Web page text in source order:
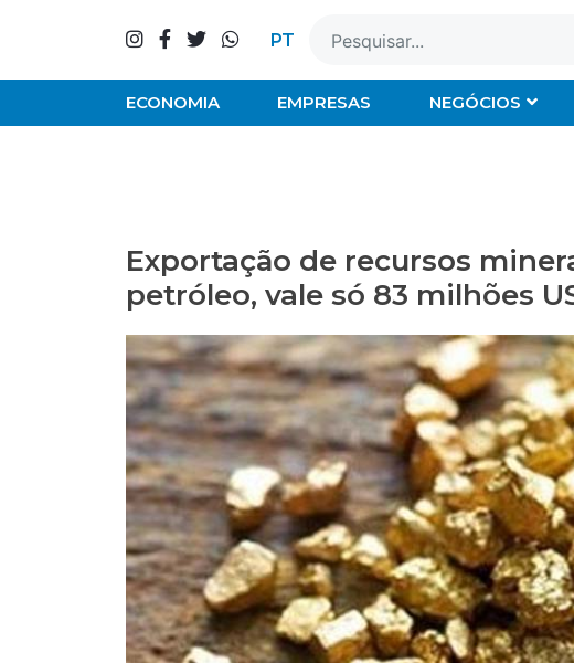
PT
ECONOMIA EMPRESAS NEGÓCIOS
Exportação de recursos
petróleo, vale só 83 milhões